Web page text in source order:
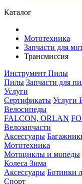
Каталог
Мототехника
Запчасти для
Трансмиссия
Инструмент Пилы
Пилы Запчасти для
Услуги
Сертификаты Услуги
Велосипеды
FALCON, ORLAN
Велозапчасти
Аксессуары
Мототехника
Мотоциклы и мопеды
Колеса Зима
Аксессуары Ботинки
Спорт